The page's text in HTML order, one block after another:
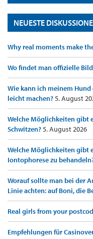
NEUESTE
Why real moments make
Wo findet man offizielle
Wie kann ich meinem
leicht machen?5. August
Welche Möglichkeiten gibt
Schwitzen?5. August 2026
Welche Möglichkeiten gibt
Iontophorese zu
Worauf sollte man bei der
Linie achten: auf Boni, die
Real girls from your
Empfehlungen für